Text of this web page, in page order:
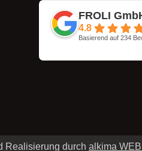
FROLI
4.8
Basierend auf 234
Realisierung durch alkima